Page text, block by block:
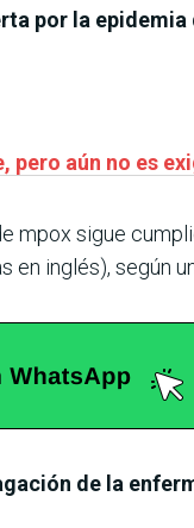
por la
aún no es
mpox sigue
en inglés), según
de la